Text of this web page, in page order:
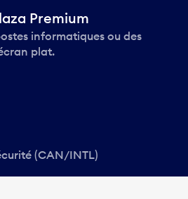
Premium
informatiques ou des
plat.
(CAN/INTL)